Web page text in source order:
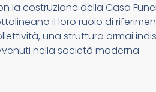
la costruzione della Casa
il loro ruolo di
una struttura ormai
nella società moderna.